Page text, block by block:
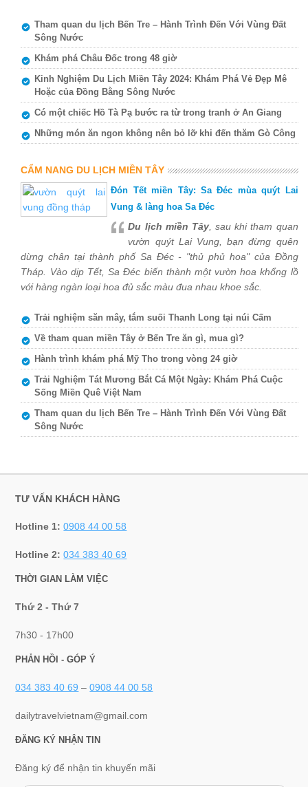
Tham quan du lịch Bến Tre – Hành Trình Đến Với Vùng Đất
Sông Nước
Khám phá Châu Đốc trong 48 giờ
Kinh Nghiệm Du Lịch Miền Tây 2024: Khám Phá Vẻ Đẹp Mê
Hoặc của Đồng Bằng Sông Nước
Có một chiếc Hồ Tà Pạ bước ra từ trong tranh ở An Giang
Những món ăn ngon không nên bỏ lỡ khi đến thăm Gò Công
CẨM NANG DU LỊCH MIỀN TÂY
Đón Tết miền Tây: Sa Đéc mùa quýt Lai
Vung & làng hoa Sa Đéc
Du lịch miền Tây, sau khi tham quan
vườn quýt Lai Vung, bạn đừng quên
dừng chân tại thành phố Sa Đéc - "thủ phủ hoa" của Đồng
Tháp. Vào dịp Tết, Sa Đéc biến thành một vườn hoa khổng lồ
với hàng ngàn loại hoa đủ sắc màu đua nhau khoe sắc.
Trải nghiệm săn mây, tắm suối Thanh Long tại núi Cấm
Về tham quan miền Tây ở Bến Tre ăn gì, mua gì?
Hành trình khám phá Mỹ Tho trong vòng 24 giờ
Trải Nghiệm Tát Mương Bắt Cá Một Ngày: Khám Phá Cuộc
Sống Miền Quê Việt Nam
Tham quan du lịch Bến Tre – Hành Trình Đến Với Vùng Đất
Sông Nước
TƯ VẤN KHÁCH HÀNG
Hotline 1:0908 44 00 58
Hotline 2:034 383 40 69
THỜI GIAN LÀM VIỆC
Thứ 2 - Thứ 7
7h30 - 17h00
PHẢN HỒI - GÓP Ý
034 383 40 69 –0908 44 00 58
dailytravelvietnam@gmail.com
ĐĂNG KÝ NHẬN TIN
Đăng ký để nhận tin khuyến mãi